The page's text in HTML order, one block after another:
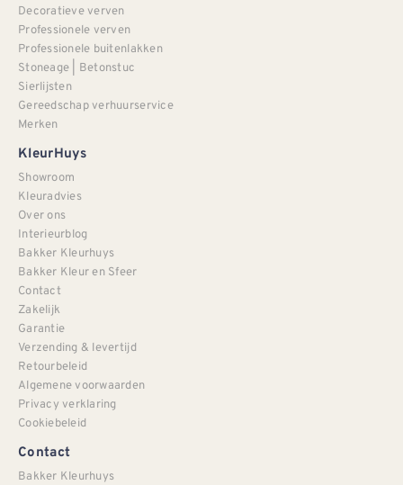
Decoratieve verven
Professionele verven
Professionele buitenlakken
Stoneage | Betonstuc
Sierlijsten
Gereedschap verhuurservice
Merken
KleurHuys
Showroom
Kleuradvies
Over ons
Interieurblog
Bakker Kleurhuys
Bakker Kleur en Sfeer
Contact
Zakelijk
Garantie
Verzending & levertijd
Retourbeleid
Algemene voorwaarden
Privacy verklaring
Cookiebeleid
Contact
Bakker Kleurhuys